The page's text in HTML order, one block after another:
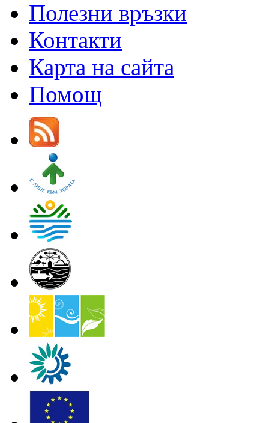
Полезни връзки
Контакти
Карта на сайта
Помощ